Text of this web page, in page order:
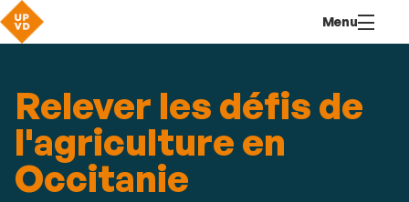
contenu
Menu
Relever les défis de
l'agriculture en
Occitanie